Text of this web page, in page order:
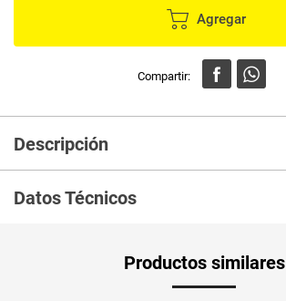
Agregar
Descripción
INGREDIENTES:
Datos Técnicos
Productos similares